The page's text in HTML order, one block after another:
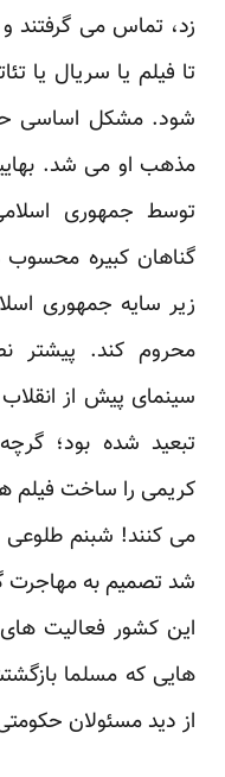
زد، تماس می گرفتند
تا فیلم یا سریال یا
شود. مشکل اساسی
مذهب او می شد.
توسط جمهوری
گناهان کبیره
زیر سایه جمهوری
محروم کند. پیشتر
سینمای پیش از
تبعید شده بود؛
کریمی را ساخت فیلم
می کنند! شبنم طلوعی
شد تصمیم به مهاجرت
این کشور فعالیت
هایی که مسلما
از دید مسئولان